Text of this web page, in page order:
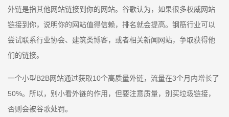
外链是指其他网站链接到你的网站。谷歌认为，如果很多权威网站
链接到你，说明你的网站值得信赖，排名就会提高。钢筋行业可以
尝试联系行业协会、建筑类博客，或者相关新闻网站，争取获得他
们的链接。
一个小型B2B网站通过获取10个高质量外链，流量在3个月内增长了
50%。所以，别小看外链的作用，但要注意质量，别买垃圾链接，
否则会被谷歌处罚。